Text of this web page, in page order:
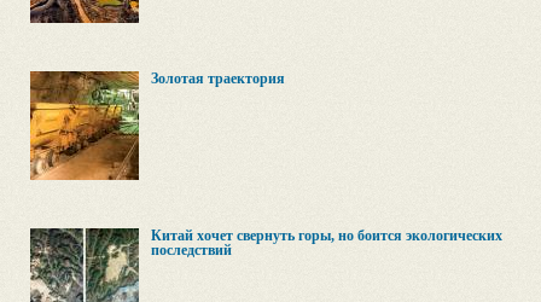
Золотая траектория
Китай хочет свернуть горы, но боится экологических
последствий